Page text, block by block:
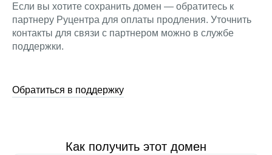
Если вы хотите сохранить домен — обратитесь к
партнеру Руцентра для оплаты продления. Уточнить
контакты для связи с партнером можно в службе
поддержки.
Обратиться в поддержку
Как получить этот домен